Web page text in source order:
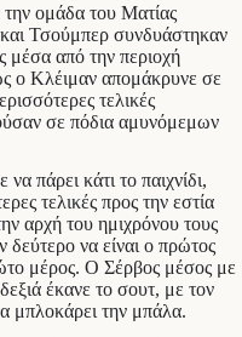
ομάδα του Ματίας
Τσούμπερ συνδυάστηκαν
μέσα από την περιοχή
ο Κλέιμαν απομάκρυνε σε
τελικές
σε πόδια αμυνόμεμων
πάρει κάτι το παιχνίδι,
τελικές προς την εστία
αρχή του ημιχρόνου τους
δεύτερο να είναι ο πρώτος
μέρος. Ο Σέρβος μέσος με
έκανε το σουτ, με τον
μπλοκάρει την μπάλα.